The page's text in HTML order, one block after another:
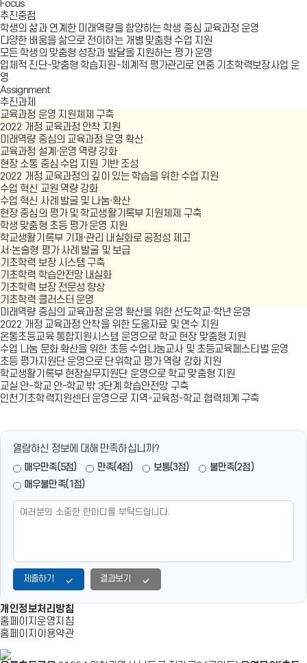
Focus
추진중점
학생의 삶과 연계한 미래역량을 함양하는 학생 중심 교육과정 운영
다양한 배움을 삶으로 전이하는 개별 맞춤형 수업 지원
모든 학생의 맞춤형 성장과 발달을 지원하는 평가 운영
입체적 진단-맞춤형 학습지원-체계적 평가관리로 연중 기초학력보장사업 운
영
Assignment
추진과제
교육과정 운영 지원체제 구축
2022 개정 교육과정 안착 지원
미래역량 중심의 교육과정 운영 확산
교육과정 설계·운영 역량 강화
현장 소통 중심 수업 지원 기반 조성
2022 개정 교육과정의 깊이 있는 학습을 위한 수업 지원
수업 혁신 교원 역량 강화
수업 혁신 사례 발굴 및 나눔·확산
현장 중심의 평가 및 학교생활기록부 지원체제 구축
학생 맞춤형 초등 평가 운영 지원
학교생활기록부 기재·관리 내실화로 공정성 제고
서·논술형 평가 사례 발굴 및 보급
기초학력 보장 시스템 구축
기초학력 학습안전망 내실화
기초학력 보장 전문성 향상
기초학력 클러스터 운영
미래역량 중심의 교육과정 운영 확산을 위한 선도학교·학년 운영
2022 개정 교육과정 안착을 위한 도움자료 및 연수 지원
온통초등교육 통합지원시스템 운영으로 학교 현장 맞춤형 지원
수업 나눔 문화 확산을 위한 초등 수업나눔교사 및 초등교육페스티벌 운영
초등 평가지원단 운영으로 단위학교 평가 역량 강화 지원
학교생활기록부 현장실무지원단 운영으로 학교 맞춤형 지원
교실 안-학교 안-학교 밖 3단계 학습안전망 구축
인천기초학력지원센터 운영으로 지역-교육청-학교 협력체계 구축
열람하신 정보에 대해 만족하십니까?
매우만족(5점) 만족(4점) 보통(3점)
불만족(2점)
매우불만족(1점)
제출하기 결과보기
개인정보처리방침
홈페이지운영지침
홈페이지이용약관